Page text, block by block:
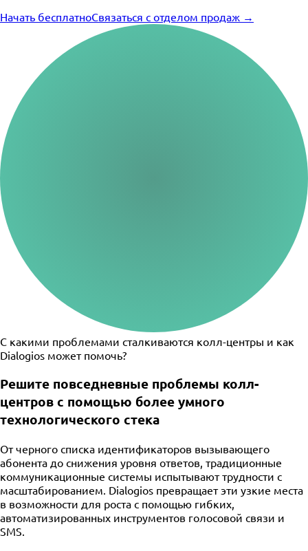
Начать бесплатноСвязаться с отделом продаж →
С какими проблемами сталкиваются колл-центры и как
Dialogios может помочь?
Решите повседневные проблемы колл-
центров с помощью более умного
технологического стека
От черного списка идентификаторов вызывающего
абонента до снижения уровня ответов, традиционные
коммуникационные системы испытывают трудности с
масштабированием. Dialogios превращает эти узкие места
в возможности для роста с помощью гибких,
автоматизированных инструментов голосовой связи и
SMS.